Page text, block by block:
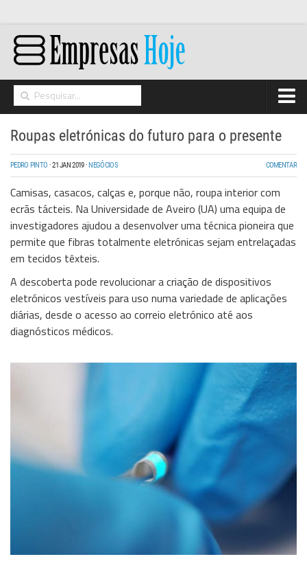
Home
Networking
Segurança
High Tech
Hosting/Cloud
I&D
Opinião
Storage
Wireless
Roupas eletrónicas do futuro para o presente
PEDRO PINTO ·21 JAN 2019·NEGÓCIOS COMENTAR
Camisas, casacos, calças e, porque não, roupa interior com
ecrãs tácteis. Na Universidade de Aveiro (UA) uma equipa de
investigadores ajudou a desenvolver uma técnica pioneira que
permite que fibras totalmente eletrónicas sejam entrelaçadas
em tecidos têxteis.
A descoberta pode revolucionar a criação de dispositivos
eletrónicos vestíveis para uso numa variedade de aplicações
diárias, desde o acesso ao correio eletrónico até aos
diagnósticos médicos.